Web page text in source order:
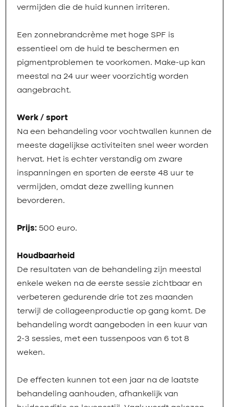
vermijden die de huid kunnen irriteren.
Een zonnebrandcrème met hoge SPF is
essentieel om de huid te beschermen en
pigmentproblemen te voorkomen. Make-up kan
meestal na 24 uur weer voorzichtig worden
aangebracht.
Werk / sport
Na een behandeling voor vochtwallen kunnen de
meeste dagelijkse activiteiten snel weer worden
hervat. Het is echter verstandig om zware
inspanningen en sporten de eerste 48 uur te
vermijden, omdat deze zwelling kunnen
bevorderen.
Prijs: 500 euro.
Houdbaarheid
De resultaten van de behandeling zijn meestal
enkele weken na de eerste sessie zichtbaar en
verbeteren gedurende drie tot zes maanden
terwijl de collageenproductie op gang komt. De
behandeling wordt aangeboden in een kuur van
2-3 sessies, met een tussenpoos van 6 tot 8
weken.
De effecten kunnen tot een jaar na de laatste
behandeling aanhouden, afhankelijk van